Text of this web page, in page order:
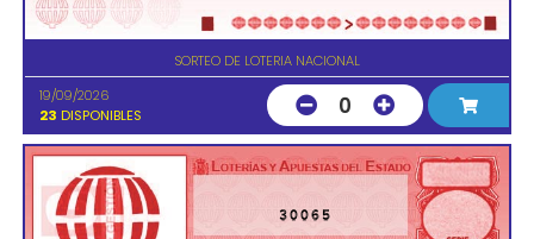
SORTEO DE LOTERIA NACIONAL
19/09/2026
23 DISPONIBLES 0
30065